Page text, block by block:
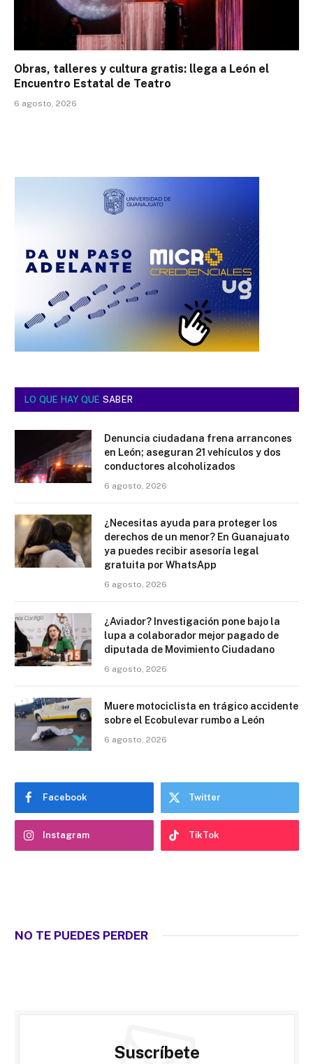
Obras, talleres y cultura gratis: llega a León el
Encuentro Estatal de Teatro
6 agosto, 2026
LO QUE HAY QUE SABER
Denuncia ciudadana frena arrancones
en León; aseguran 21 vehículos y dos
conductores alcoholizados
6 agosto, 2026
¿Necesitas ayuda para proteger los
derechos de un menor? En Guanajuato
ya puedes recibir asesoría legal
gratuita por WhatsApp
6 agosto, 2026
¿Aviador? Investigación pone bajo la
lupa a colaborador mejor pagado de
diputada de Movimiento Ciudadano
6 agosto, 2026
Muere motociclista en trágico accidente
sobre el Ecobulevar rumbo a León
6 agosto, 2026
Facebook Twitter
Instagram TikTok
NO TE PUEDES PERDER
Suscríbete